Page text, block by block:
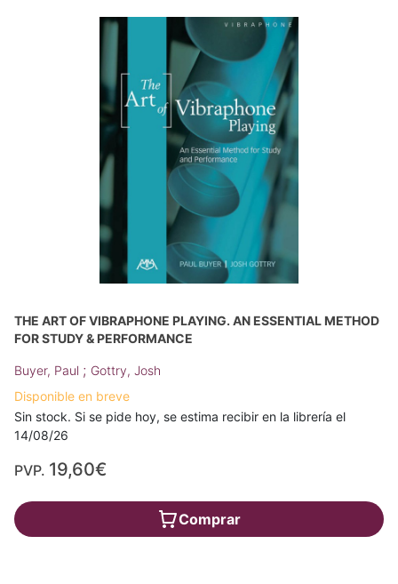
THE ART OF VIBRAPHONE PLAYING. AN ESSENTIAL METHOD
FOR STUDY & PERFORMANCE
Buyer, Paul ; Gottry, Josh
Disponible en breve
Sin stock. Si se pide hoy, se estima recibir en la librería el
14/08/26
PVP. 19,60€
Comprar